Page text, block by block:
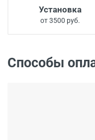
Установка
от 3500 руб.
Способы